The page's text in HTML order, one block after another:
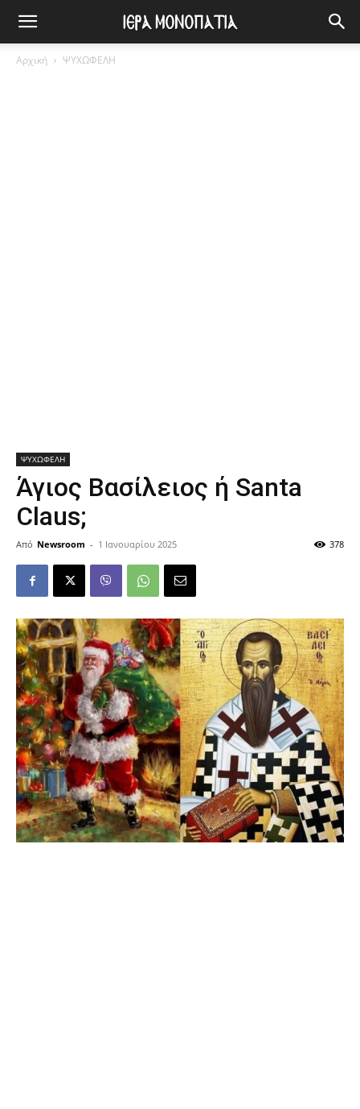
Αρχική ΨΥΧΩΦΕΛΗ
ΨΥΧΩΦΕΛΗ
Άγιος Βασίλειος ή Santa
Claus;
Από Newsroom - 1 Ιανουαρίου 2025 378